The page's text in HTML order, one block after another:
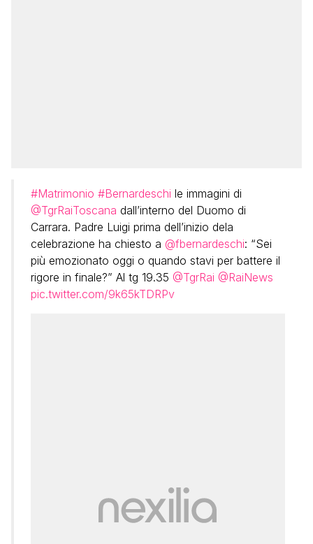
#Matrimonio #Bernardeschi le immagini di
@TgrRaiToscana dall’interno del Duomo di
Carrara. Padre Luigi prima dell’inizio dela
celebrazione ha chiesto a @fbernardeschi: “Sei
più emozionato oggi o quando stavi per battere il
rigore in finale?” Al tg 19.35 @TgrRai @RaiNews
pic.twitter.com/9k65kTDRPv